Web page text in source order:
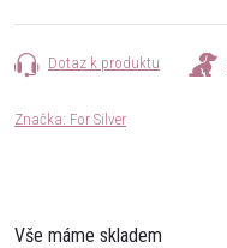
Dotaz k produktu
Značka: For Silver
Vše máme skladem